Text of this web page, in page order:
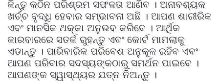
କିନ୍ତୁ କଠିନ ପରିଶ୍ରମ ସଫଳତା ଆଣିବ । ଅନାବଶ୍ୟକ
ଖର୍ଚ୍ଚ ବୃଦ୍ଧି ହେବାର ସମ୍ଭାବନା ଅଛି । ଆପଣ ଶାରୀରିକ
ଏବଂ ମାନସିକ ଥକ୍କା ଅନୁଭବ କରିବେ । ଆର୍ଥିକ
କାରବାରରେ ସତର୍କ ରୁହନ୍ତୁ ଏବଂ କୋର୍ଟ ମାମଲାକୁ
ଏଡାନ୍ତୁ । ପାରିବାରିକ ପରିବେଶ ଅନୁକୂଳ ରହିବ ଏବଂ
ଆପଣ ପରିବାର ସଦସ୍ୟଙ୍କଠାରୁ ସମର୍ଥନ ପାଇବେ ।
ଆପଣଙ୍କ ସ୍ୱାସ୍ଥ୍ୟର ଯତ୍ନ ନିଅନ୍ତୁ ।